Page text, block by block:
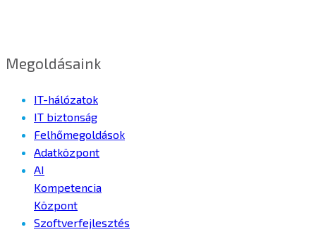
Megoldásaink
IT-hálózatok
IT biztonság
Felhőmegoldások
Adatközpont
AI
Kompetencia
Központ
Szoftverfejlesztés